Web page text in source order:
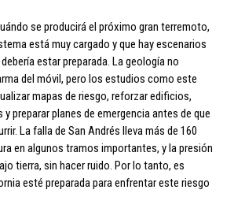
se producirá el próximo gran terremoto,
está muy cargado y que hay escenarios
estar preparada. La geología no
del móvil, pero los estudios como este
mapas de riesgo, reforzar edificios,
preparar planes de emergencia antes de que
La falla de San Andrés lleva más de 160
en algunos tramos importantes, y la presión
tierra, sin hacer ruido. Por lo tanto, es
esté preparada para enfrentar este riesgo